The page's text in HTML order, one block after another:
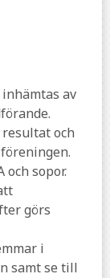
av
och
sopor.
görs
i
samt se till